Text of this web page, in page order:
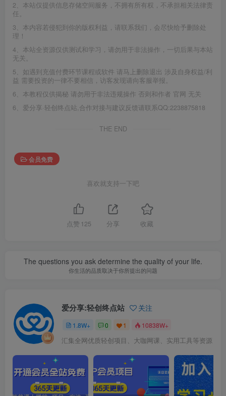
2、本站仅提供信息存储空间服务，不拥有所有权，不承担相关法律责
任。
3、本内容若侵犯到你的版权利益，请联系我们，会尽快给予删除处
理！
4、本站全资源仅供测试和学习，请勿用于非法操作，一切后果与本站
无关。
5、如遇到充值付费环节课程或软件 请马上删除退出 涉及自身权益/利
益 需要投资的一律不要相信，访客发现请向客服举报。
6、本教程仅供揭秘 请勿用于非法违规操作 否则和作者 官网 无关
6、爱分享·轻创终点站,合作对接与建议反馈请联系QQ:2238875818
THE END
会员免费
喜欢就支持一下吧
点赞 125 分享 收藏
The questions you ask determine the quality of your life.
你生活的品质取决于你所提出的问题
爱分享:轻创终点站 关注
1.8W+ 0 1 10838W+
汇集全网优质轻创项目、大咖网课、实用工具等资源